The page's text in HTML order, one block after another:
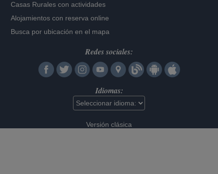
Casas Rurales con actividades
Alojamientos con reserva online
Busca por ubicación en el mapa
Redes sociales:
Idiomas:
Versión clásica